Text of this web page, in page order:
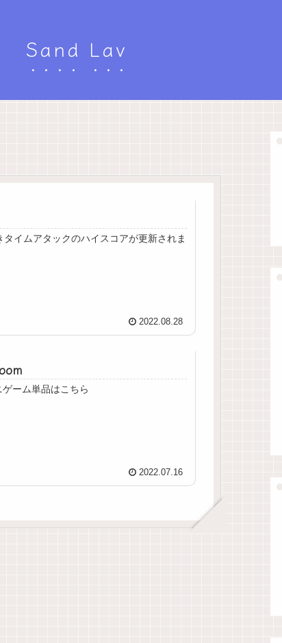
Sand Lav
イムアタックのハイスコアが更新されま
2022.08.28
面＋ミニゲーム ミニゲーム単品はこちら
2022.07.16